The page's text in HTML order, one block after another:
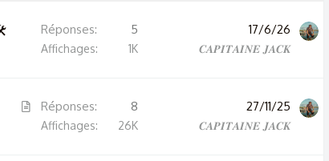
e
Réponses 5
Affichages 1K
17/6/26
𝑪𝑨𝑷𝑰𝑻𝑨𝑰𝑵𝑬 𝑱𝑨𝑪𝑲
A
Réponses 8
Affichages 26K
27/11/25
𝑪𝑨𝑷𝑰𝑻𝑨𝑰𝑵𝑬 𝑱𝑨𝑪𝑲